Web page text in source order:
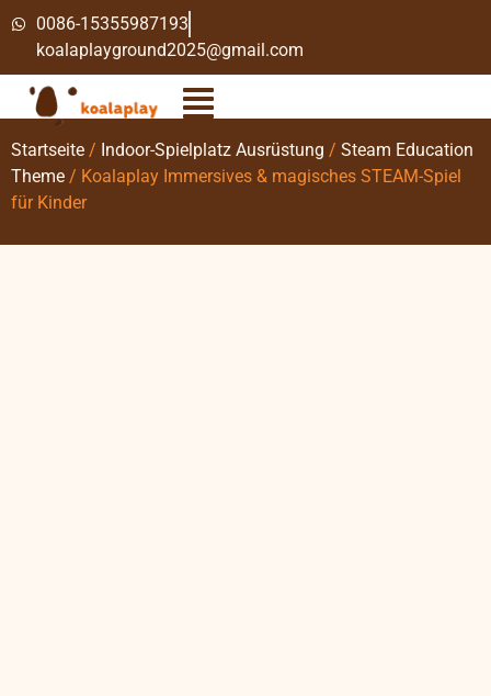
0086-15355987193
koalaplayground2025@gmail.com
Startseite / Indoor-Spielplatz Ausrüstung / Steam Education
Theme / Koalaplay Immersives & magisches STEAM-Spiel
für Kinder